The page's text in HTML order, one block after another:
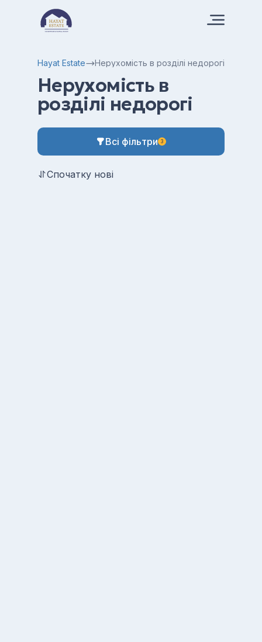
Hayat Estate Нерухомість в розділі недорогі
Нерухомість в
розділі недорогі
Всі фільтри 3
Спочатку нові